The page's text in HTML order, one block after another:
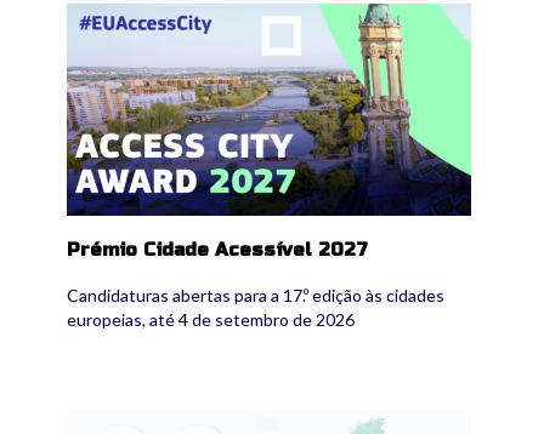
eu_access_city_award_2027.png
Prémio Cidade Acessível 2027
Candidaturas abertas para a 17.º edição às cidades
europeias, até 4 de setembro de 2026